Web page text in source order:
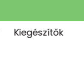
Kiegészítők